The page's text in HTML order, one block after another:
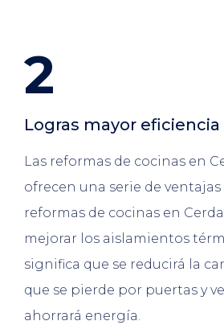
2
Logras mayor eficiencia
Las reformas de cocinas en
ofrecen una serie de
reformas de cocinas en
mejorar los aislamientos
significa que se reducirá la
que se pierde por puertas y
ahorrará energía.